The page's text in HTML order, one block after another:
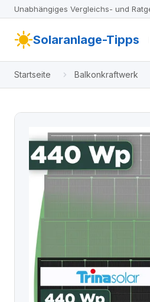
Unabhängiges Vergleichs- und
Solaranlage-Tipps
Startseite Balkonkraftwerk